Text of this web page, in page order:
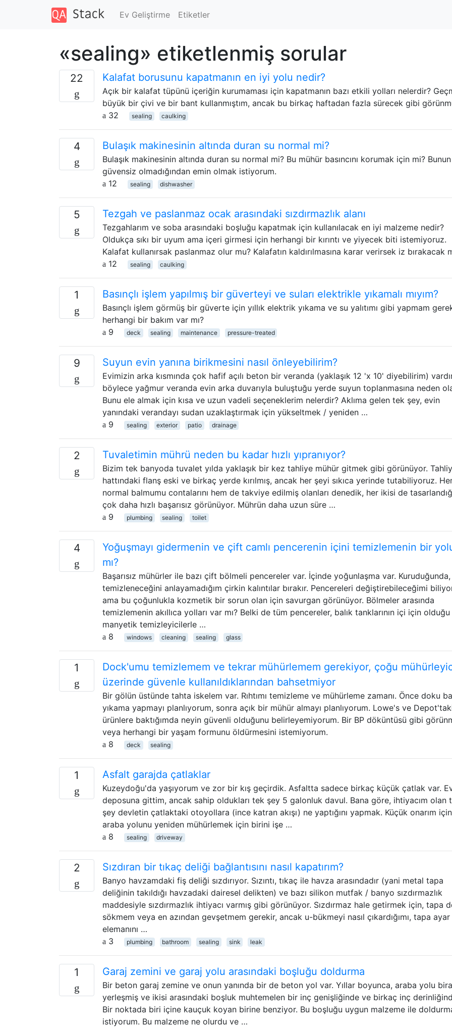
Ev Geliştirme Etiketler
«sealing» etiketlenmiş sorular
22 Kalafat borusunu kapatmanın en iyi yolu nedir?
Açık bir kalafat tüpünü içeriğin kurumaması için kapatmanın bazı etkili yolları nelerdir?
büyük bir çivi ve bir bant kullanmıştım, ancak bu birkaç haftadan fazla sürecek gibi
32
sealing caulking
4 Bulaşık makinesinin altında duran su normal mi?
Bulaşık makinesinin altında duran su normal mi? Bu mühür basıncını korumak için mi? Bunun
güvensiz olmadığından emin olmak istiyorum.
12
sealing dishwasher
5 Tezgah ve paslanmaz ocak arasındaki sızdırmazlık alanı
Tezgahlarım ve soba arasındaki boşluğu kapatmak için kullanılacak en iyi malzeme nedir?
Oldukça sıkı bir uyum ama içeri girmesi için herhangi bir kırıntı ve yiyecek biti istemiyoruz.
Kalafat kullanırsak paslanmaz olur mu? Kalafatın kaldırılmasına karar verirsek iz bırakacak
12
sealing caulking
1 Basınçlı işlem yapılmış bir güverteyi ve suları elektrikle yıkamalı mıyım?
Basınçlı işlem görmüş bir güverte için yıllık elektrik yıkama ve su yalıtımı gibi yapmam
herhangi bir bakım var mı?
9
deck sealing maintenance pressure-treated
9 Suyun evin yanına birikmesini nasıl önleyebilirim?
Evimizin arka kısmında çok hafif açılı beton bir veranda (yaklaşık 12 'x 10' diyebilirim)
böylece yağmur veranda evin arka duvarıyla buluştuğu yerde suyun toplanmasına neden
Bunu ele almak için kısa ve uzun vadeli seçeneklerim nelerdir? Aklıma gelen tek şey, evin
yanındaki verandayı sudan uzaklaştırmak için yükseltmek / yeniden …
9
sealing exterior patio drainage
2 Tuvaletimin mührü neden bu kadar hızlı yıpranıyor?
Bizim tek banyoda tuvalet yılda yaklaşık bir kez tahliye mühür gitmek gibi görünüyor.
hattındaki flanş eski ve birkaç yerde kırılmış, ancak her şeyi sıkıca yerinde tutabiliyoruz.
normal balmumu contalarını hem de takviye edilmiş olanları denedik, her ikisi de
çok daha hızlı başarısız görünüyor. Mührün daha uzun süre …
9
plumbing sealing toilet
4
Yoğuşmayı gidermenin ve çift camlı pencerenin içini temizlemenin bir
mı?
Başarısız mühürler ile bazı çift bölmeli pencereler var. İçinde yoğunlaşma var. Kuruduğunda,
temizleneceğini anlayamadığım çirkin kalıntılar bırakır. Pencereleri değiştirebileceğimi
ama bu çoğunlukla kozmetik bir sorun olan için savurgan görünüyor. Bölmeler arasında
temizlemenin akıllıca yolları var mı? Belki de tüm pencereler, balık tanklarının içi için
manyetik temizleyicilerle …
8
windows cleaning sealing glass
1
Dock'umu temizlemem ve tekrar mühürlemem gerekiyor, çoğu
üzerinde güvenle kullanıldıklarından bahsetmiyor
Bir gölün üstünde tahta iskelem var. Rıhtımı temizleme ve mühürleme zamanı. Önce doku
yıkama yapmayı planlıyorum, sonra açık bir mühür almayı planlıyorum. Lowe's ve
ürünlere baktığımda neyin güvenli olduğunu belirleyemiyorum. Bir BP döküntüsü gibi
veya herhangi bir yaşam formunu öldürmesini istemiyorum.
8
deck sealing
1 Asfalt garajda çatlaklar
Kuzeydoğu'da yaşıyorum ve zor bir kış geçirdik. Asfaltta sadece birkaç küçük çatlak var.
deposuna gittim, ancak sahip oldukları tek şey 5 galonluk davul. Bana göre, ihtiyacım olan
şey devletin çatlaktaki otoyollara (ince katran akışı) ne yaptığını yapmak. Küçük onarım
araba yolunu yeniden mühürlemek için birini işe …
8
sealing driveway
2 Sızdıran bir tıkaç deliği bağlantısını nasıl kapatırım?
Banyo havzamdaki fiş deliği sızdırıyor. Sızıntı, tıkaç ile havza arasındadır (yani metal tapa
deliğinin takıldığı havzadaki dairesel delikten) ve bazı silikon mutfak / banyo sızdırmazlık
maddesiyle sızdırmazlık ihtiyacı varmış gibi görünüyor. Sızdırmaz hale getirmek için, tapa
sökmem veya en azından gevşetmem gerekir, ancak u-bükmeyi nasıl çıkardığımı, tapa ayar
elemanını …
3
plumbing bathroom sealing sink leak
1 Garaj zemini ve garaj yolu arasındaki boşluğu doldurma
Bir beton garaj zemine ve onun yanında bir de beton yol var. Yıllar boyunca, araba yolu
yerleşmiş ve ikisi arasındaki boşluk muhtemelen bir inç genişliğinde ve birkaç inç
Bir noktada biri içine kauçuk koyan birine benziyor. Bu boşluğu uygun malzeme ile
istiyorum. Bu malzeme ne olurdu ve …